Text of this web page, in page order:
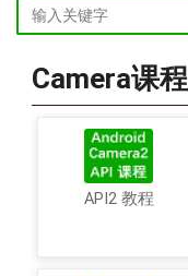
Camera课程
API2 教程